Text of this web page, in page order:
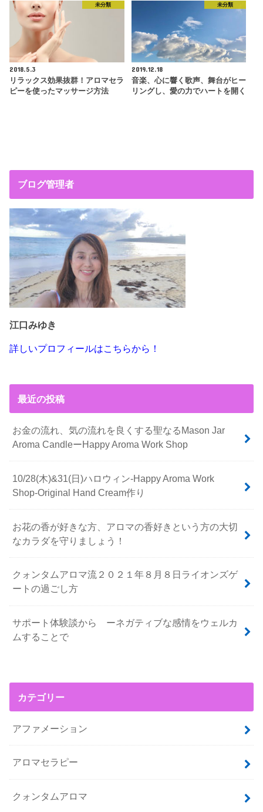
未分類
2018.5.3
リラックス効果抜群！アロマセラ
ピーを使ったマッサージ方法
未分類
2019.12.18
音楽、心に響く歌声、舞台がヒー
リングし、愛の力でハートを開く
ブログ管理者
江口みゆき
詳しいプロフィールはこちらから！
最近の投稿
お金の流れ、気の流れを良くする聖なるMason Jar
Aroma CandleーHappy Aroma Work Shop
10/28(木)&31(日)ハロウィン-Happy Aroma Work
Shop-Original Hand Cream作り
お花の香が好きな方、アロマの香好きという方の大切
なカラダを守りましょう！
クォンタムアロマ流２０２１年８月８日ライオンズゲ
ートの過ごし方
サポート体験談から ーネガティブな感情をウェルカ
ムすることで
カテゴリー
アファメーション
アロマセラピー
クォンタムアロマ